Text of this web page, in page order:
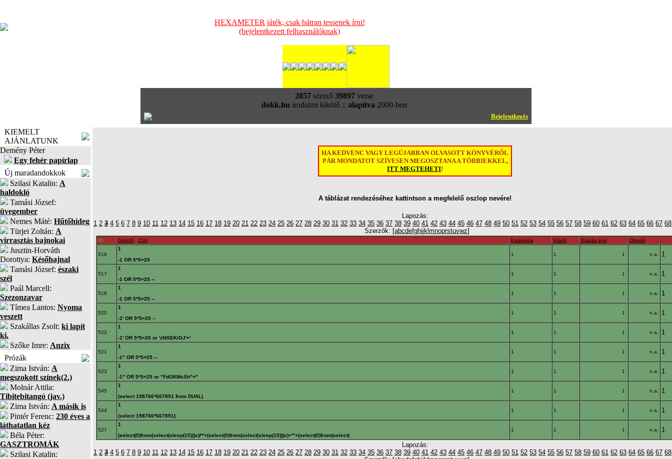
HEXAMETER játék, csak bátran tessenek írni!
(bejelentkezett felhasználóknak)
2857szerző 39897verse
dokk.hu irodalmi kikötő :: alapítva 2000-ben
Bejelentkezés
KIEMELT
AJÁNLATUNK
Demény Péter
Egy fehér papírlap
Új maradandokkok
Szilasi Katalin: A
haldokló
Tamási József:
üvegember
Nemes Máté: Hűtőhideg
Türjei Zoltán: A
virrasztás bajnokai
Jusztin-Horváth
Dorottya: Későhajnal
Tamási József: északi
szél
Paál Marcell:
Szezonzavar
Tímea Lantos: Nyoma
veszett
Szakállas Zsolt: ki lapít
ki.
Szőke Imre: Anzix
Prózák
Zima István: A
megszokott színek(2.)
Molnár Attila:
Tibitebitangó (jav.)
Zima István: A másik is
Pintér Ferenc: 230 éves a
láthatatlan kéz
Béla Péter:
GASZTROMÁK
Szilasi Katalin:
HA KEDVENC VAGY LEGÚJABBAN OLVASOTT KÖNYVÉRŐL
PÁR MONDATOT SZÍVESEN MEGOSZTANA A TÖBBIEKKEL,
ITT MEGTEHETI!
A táblázat rendezéséhez kattintson a megfelelő oszlop nevére!
Lapozás:
1 2 3 4 5 6 7 8 9 10 11 12 13 14 15 16 17 18 19 20 21 22 23 24 25 26 27 28 29 30 31 32 33 34 35 36 37 38 39 40 41 42 43 44 45 46 47 48 49 50 51 52 53 54 55 56 57 58 59 60 61 62 63 64 65 66 67 68
Szerzők: [abcdefghij k mnoprstuvwz]
ID Szerző Cím Kategória Kiadó Kiadás éve Olvasó
519
1
-1 OR 5*5=25
1 1 1 n.a. 1
517
1
-1 OR 5*5=25 --
1 1 1 n.a. 1
518
1
-1 OR 5*5=25 --
1 1 1 n.a. 1
520
1
-1' OR 5*5=25 --
1 1 1 n.a. 1
522
1
-1' OR 5*5=25 or 'zNGEKiGJ'='
1 1 1 n.a. 1
521
1
-1" OR 5*5=25 --
1 1 1 n.a. 1
523
1
-1" OR 5*5=25 or "FdOKMsSh"="
1 1 1 n.a. 1
545
1
(select 198766*667891 from DUAL)
1 1 1 n.a. 1
544
1
(select 198766*667891)
1 1 1 n.a. 1
527
1
(select(0)from(select(sleep(15)))v)/*'+(select(0)from(select(sleep(15)))v)+'"+(select(0)from(select(
1 1 1 n.a.
1
Lapozás:
1 2 3 4 5 6 7 8 9 10 11 12 13 14 15 16 17 18 19 20 21 22 23 24 25 26 27 28 29 30 31 32 33 34 35 36 37 38 39 40 41 42 43 44 45 46 47 48 49 50 51 52 53 54 55 56 57 58 59 60 61 62 63 64 65 66 67 68